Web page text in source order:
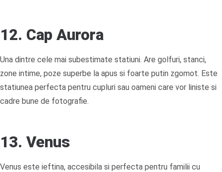
12. Cap Aurora
Una dintre cele mai subestimate statiuni. Are golfuri, stanci,
zone intime, poze superbe la apus si foarte putin zgomot. Este
statiunea perfecta pentru cupluri sau oameni care vor liniste si
cadre bune de fotografie.
13. Venus
Venus este ieftina, accesibila si perfecta pentru familii cu